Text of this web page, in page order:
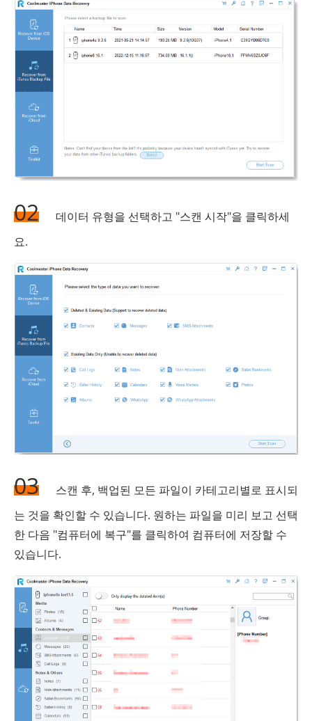
02
데이터 유형을 선택하고 "스캔 시작"을 클릭하세
요.
03
스캔 후, 백업된 모든 파일이 카테고리별로 표시되
는 것을 확인할 수 있습니다. 원하는 파일을 미리 보고 선택
한 다음 "컴퓨터에 복구"를 클릭하여 컴퓨터에 저장할 수
있습니다.